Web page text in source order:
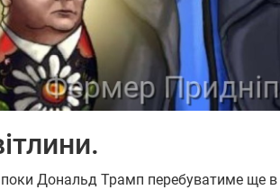
поки Дональд Трамп перебуватиме ще